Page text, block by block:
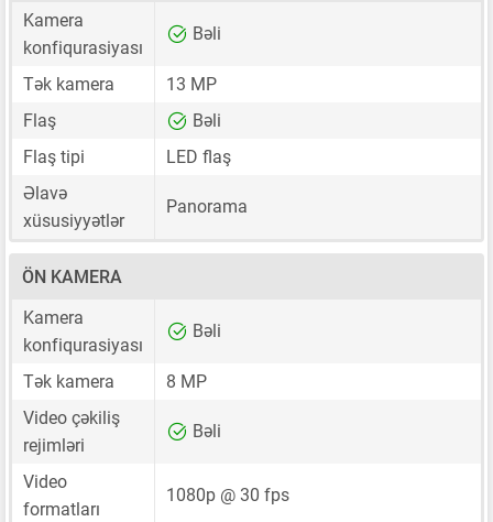
Kamera
konfiqurasiyası
Bəli
Tək kamera
13 MP
Flaş
Bəli
Flaş tipi
LED flaş
Əlavə
xüsusiyyətlər
Panorama
ÖN KAMERA
Kamera
konfiqurasiyası
Bəli
Tək kamera
8 MP
Video çəkiliş
rejimləri
Bəli
Video
formatları
1080p @ 30 fps